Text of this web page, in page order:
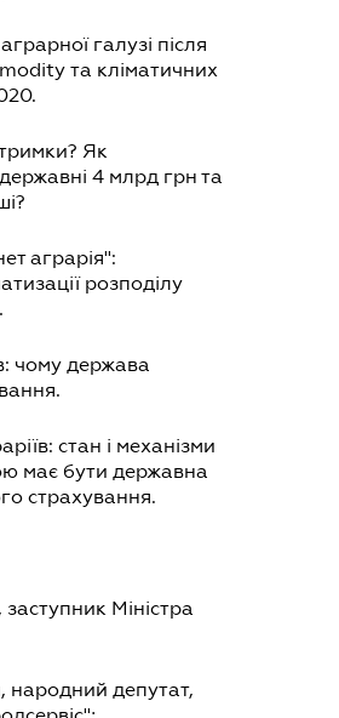
галузі після
та кліматичних
Як
4 млрд грн та
аграрія":
розподілу
чому держава
стан і механізми
має бути державна
страхування.
Міністра
народний депутат,